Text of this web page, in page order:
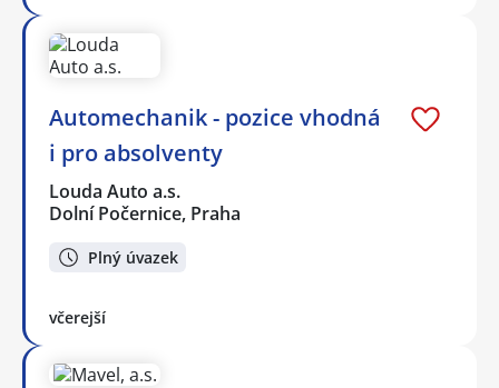
Automechanik - pozice vhodná
i pro absolventy
Louda Auto a.s.
Dolní Počernice, Praha
Plný úvazek
včerejší